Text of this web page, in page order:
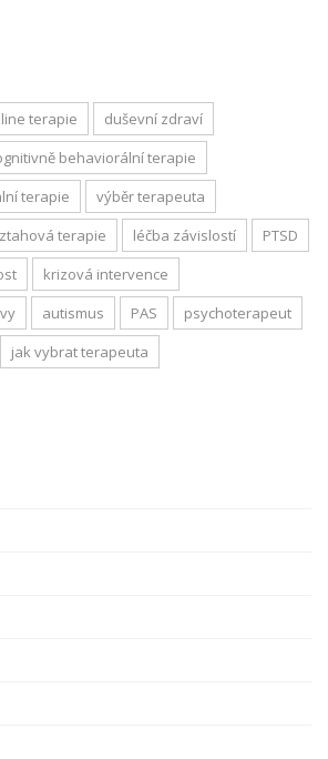
terapie
duševní zdraví
behaviorální terapie
terapie
výběr terapeuta
terapie léčba závislostí
PTSD
krizová intervence
autismus PAS
psychoterapeut
jak vybrat terapeuta